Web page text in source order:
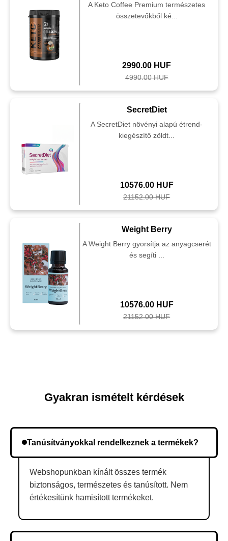
A Keto Coffee Premium természetes
összetevőkből ké...
2990.00 HUF
4990.00 HUF
SecretDiet
A SecretDiet növényi alapú étrend-
kiegészítő zöldt...
10576.00 HUF
21152.00 HUF
Weight Berry
A Weight Berry gyorsítja az anyagcserét
és segíti ...
10576.00 HUF
21152.00 HUF
Gyakran ismételt kérdések
Tanúsítványokkal rendelkeznek a termékek?
Webshopunkban kínált összes termék
biztonságos, természetes és tanúsított. Nem
értékesítünk hamisított termékeket.